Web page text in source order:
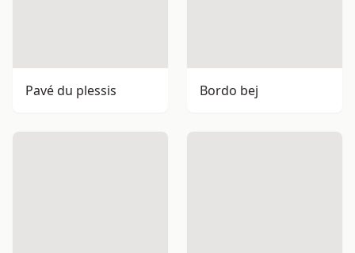
Pavé du plessis Bordo bej